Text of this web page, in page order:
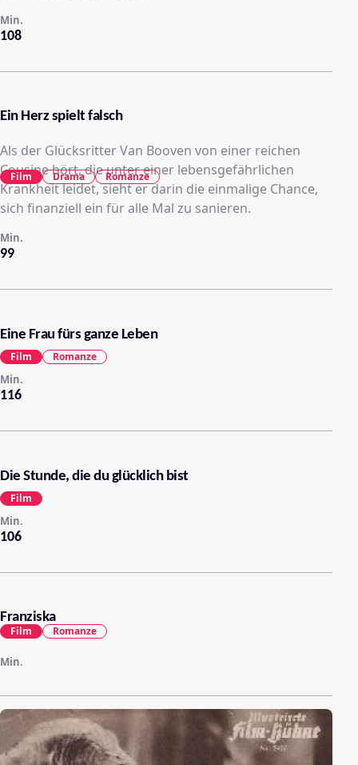
108
Min.
Ein Herz spielt falsch
Als der Glücksritter Van Booven von einer reichen
Cousine hört, die unter einer lebensgefährlichen
Krankheit leidet, sieht er darin die einmalige Chance,
sich finanziell ein für alle Mal zu sanieren.
99
Min.
Film Drama Romanze
Eine Frau fürs ganze Leben
116
Min.
Film Romanze
Die Stunde, die du glücklich bist
106
Min.
Film
Franziska
Min.
Film Romanze